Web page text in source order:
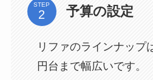
STEP 予算の設定
リファのラインナップ
円台まで幅広いです。